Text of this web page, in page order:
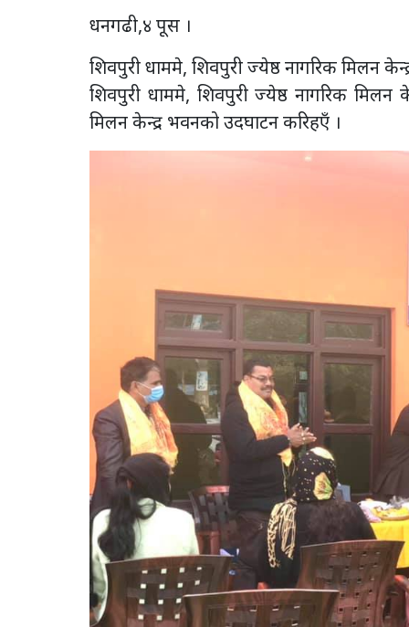
धनगढी,४ पूस ।
शिवपुरी धाममे, शिवपुरी ज्येष्ठ नागरिक मिलन
शिवपुरी धाममे, शिवपुरी ज्येष्ठ नागरिक मिलन
मिलन केन्द्र भवनको उदघाटन करिहएँ ।